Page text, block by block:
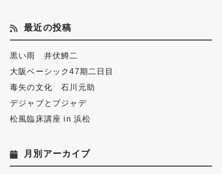
最近の投稿
黒い雨 井伏鱒二
大阪ベーシック47期二日目
毒矢の文化 石川元助
デジャブとブジャデ
松風臨床講座 in 浜松
月別アーカイブ